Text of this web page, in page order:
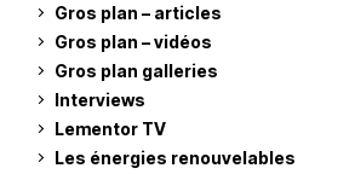
Gros plan – articles
Gros plan – vidéos
Gros plan galleries
Interviews
Lementor TV
Les énergies renouvelables